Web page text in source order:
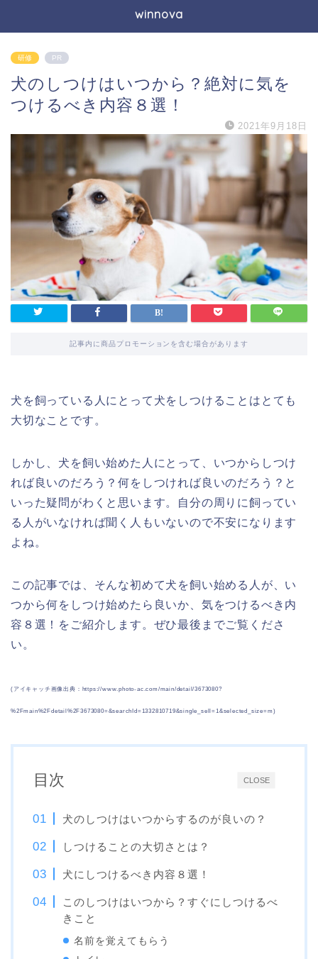
winnova
研修 PR
犬のしつけはいつから？絶対に気を
つけるべき内容８選！
2021年9月18日
記事内に商品プロモーションを含む場合があります
犬を飼っている人にとって犬をしつけることはとても
大切なことです。
しかし、犬を飼い始めた人にとって、いつからしつけ
れば良いのだろう？何をしつければ良いのだろう？と
いった疑問がわくと思います。自分の周りに飼ってい
る人がいなければ聞く人もいないので不安になります
よね。
この記事では、そんな初めて犬を飼い始める人が、い
つから何をしつけ始めたら良いか、気をつけるべき内
容８選！をご紹介します。ぜひ最後までご覧くださ
い。
(アイキャッチ画像出典：https://www.photo-ac.com/main/detail/3673080?
%2Fmain%2Fdetail%2F3673080=&searchId=1332810719&single_sell=1&selected_size=m)
CLOSE
目次
犬のしつけはいつからするのが良いの？
しつけることの大切さとは？
犬にしつけるべき内容８選！
このしつけはいつから？すぐにしつけるべ
きこと
名前を覚えてもらう